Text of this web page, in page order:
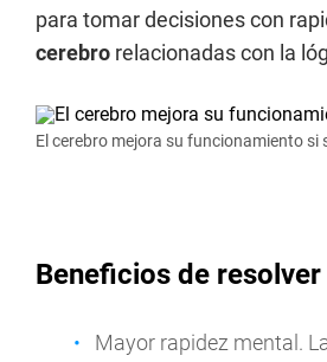
para tomar decisiones con
cerebro relacionadas con la
El cerebro mejora su funcionamiento
Beneficios de
Mayor rapidez mental.